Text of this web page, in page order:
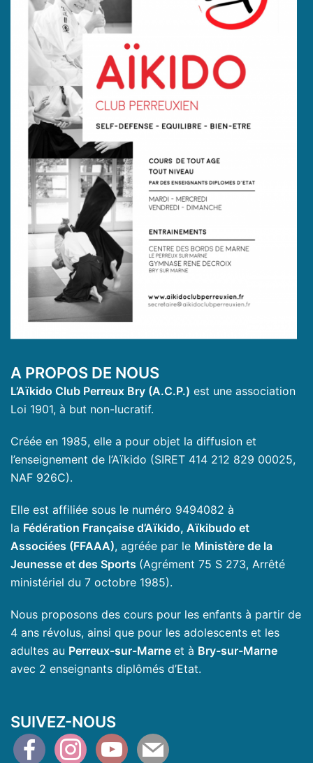
A PROPOS DE NOUS
L’Aïkido Club Perreux Bry (A.C.P.) est une association
Loi 1901, à but non-lucratif.
Créée en 1985, elle a pour objet la diffusion et
l’enseignement de l’Aïkido (SIRET 414 212 829 00025,
NAF 926C).
Elle est affiliée sous le numéro 9494082 à
la Fédération Française d’Aïkido, Aïkibudo et
Associées (FFAAA), agréée par le Ministère de la
Jeunesse et des Sports (Agrément 75 S 273, Arrêté
ministériel du 7 octobre 1985).
Nous proposons des cours pour les enfants à partir de
4 ans révolus, ainsi que pour les adolescents et les
adultes au Perreux-sur-Marne et à Bry-sur-Marne
avec 2 enseignants diplômés d’Etat.
SUIVEZ-NOUS
facebookinstagramyoutubemail